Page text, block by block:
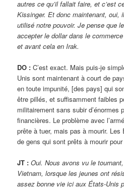
autres ce qu’il fallait faire, et c’est
Kissinger. Et donc maintenant, oui,
utilisé notre pouvoir. Je pense que
accepter le dollar dans le
et avant cela en Irak.
DO : C’est exact. Mais puis-je
Unis sont maintenant à court de
en toute impunité, [des pays] qui
être pillés, et suffisamment faibles
militairement sans subir d’énormes
financières. Le problème avec
prête à tuer, mais pas à mourir. Les
de gens qui sont prêts à mourir pour
JT : Oui. Nous avons vu le
Vietnam, lorsque les jeunes ont
assez bonne vie ici aux États-Unis